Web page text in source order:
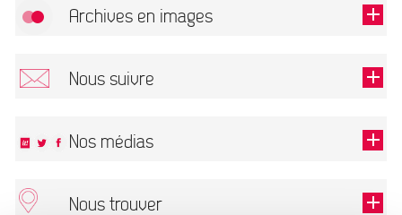
Archives en images
Nous suivre
Ce champ est exigé.
Nos médias
Nous trouver